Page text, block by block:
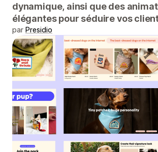
dynamique, ainsi que des
élégantes pour séduire vos
par Presidio